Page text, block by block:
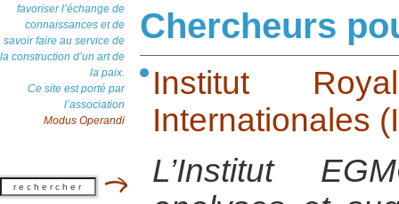
favoriser l’échange de
connaissances et de
savoir faire au service de
la construction d’un art de
la paix.
Ce site est porté par
l’association
Modus Operandi
Chercheurs
Institut
Internationales
L’Institut